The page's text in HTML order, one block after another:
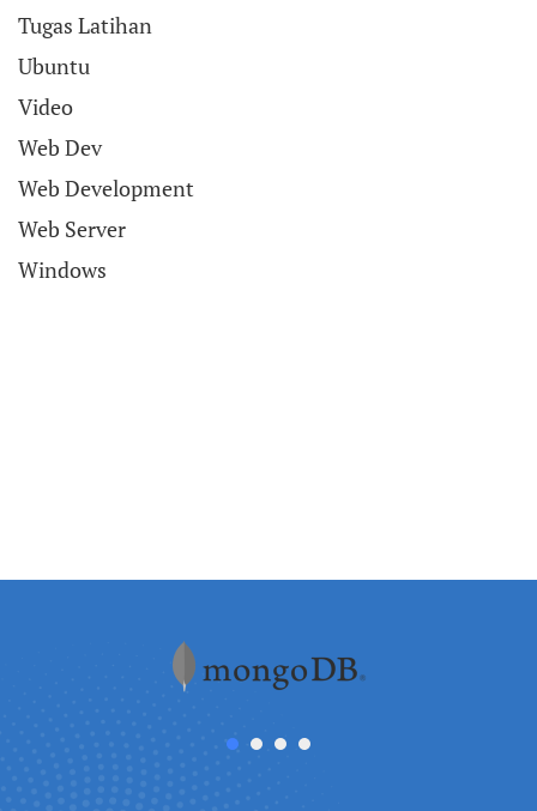
Tugas Latihan
Ubuntu
Video
Web Dev
Web Development
Web Server
Windows